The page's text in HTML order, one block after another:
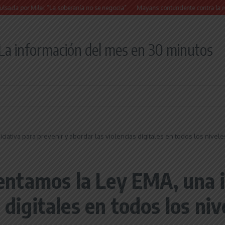
Milei: “La soberanía no se negocia” Mayans contundente contra la reforma a
información del mes en 30 minutos
para prevenir y abordar las violencias digitales en todos los
la Ley EMA,
en todos los